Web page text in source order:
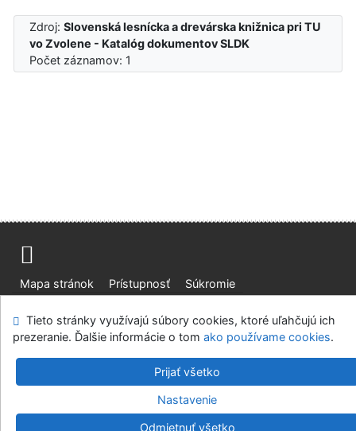
Zdroj:Slovenská lesnícka a drevárska knižnica pri TU
vo Zvolene - Katalóg dokumentov SLDK
Počet záznamov: 1
Mapa stránok Prístupnosť
Súkromie
Slovenská lesnícka a drevárska knižnica pri Technickej
univerzite vo Zvolene
©1993-2026IPACv.4.8.63a-Cosmotron Slovakia, s.r.o.
Tieto stránky využívajú súbory cookies, ktoré uľahčujú ich
prezeranie. Ďalšie informácie o tom ako používame cookies.
Prijať všetko
Nastavenie
Odmietnuť všetko